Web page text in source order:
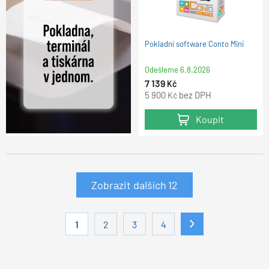
Pokladní software Conto Mini
Odešleme6.8.2026
7 139 Kč
5 900 Kč bez DPH
Koupit
1 2 3 4
Zobrazit dalších 12